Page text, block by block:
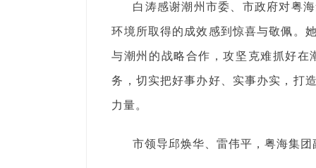
白涛感谢潮州市委、市政府对粤
环境所取得的成效感到惊喜与敬佩。
与潮州的战略合作，攻坚克难抓好
务，切实把好事办好、实事办实，打
力量。
市领导邱焕华、雷伟平，粤海集